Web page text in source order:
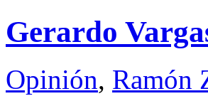
Gerardo
Opinión, Ramón